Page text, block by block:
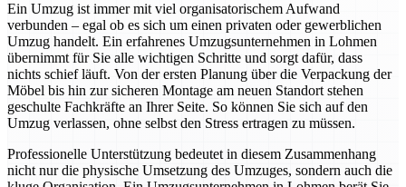
Ein Umzug ist immer mit viel organisatorischem Aufwand
verbunden – egal ob es sich um einen privaten oder gewerblichen
Umzug handelt. Ein erfahrenes Umzugsunternehmen in Lohmen
übernimmt für Sie alle wichtigen Schritte und sorgt dafür, dass
nichts schief läuft. Von der ersten Planung über die Verpackung der
Möbel bis hin zur sicheren Montage am neuen Standort stehen
geschulte Fachkräfte an Ihrer Seite. So können Sie sich auf den
Umzug verlassen, ohne selbst den Stress ertragen zu müssen.
Professionelle Unterstützung bedeutet in diesem Zusammenhang
nicht nur die physische Umsetzung des Umzuges, sondern auch die